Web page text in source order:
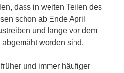
dass in weiten Teilen des
schon ab Ende April
und lange vor dem
worden sind.
und immer häufiger